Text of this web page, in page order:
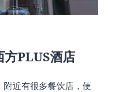
PLUS酒店
近有很多餐饮店，便